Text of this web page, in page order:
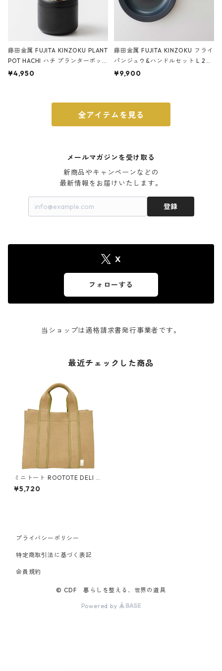
藤田金属 FUJITA KINZOKU PLANT
POT HACHI ハチ プランターポッ
ト 3号 ブラック
¥4,950
藤田金属 FUJITA KINZOKU フライ
パンジュウ&ハンドルセット L 24c
m ガス火・IH対応 鉄フライパン
¥9,900
全アイテムを見る
メールマガジンを受け取る
新商品やキャンペーンなどの
最新情報をお届けいたします。
登録
X
フォローする
当ショップは適格請求書発行事業者です。
最近チェックした商品
ミニトート ROOTOTE DELI 13
74 ルートート SN.デリ.コージ
ー ビスケット
¥5,720
プライバシーポリシー
特定商取引法に基づく表記
会員規約
© CDF 暮らしを整える、世界の道具
Powered by